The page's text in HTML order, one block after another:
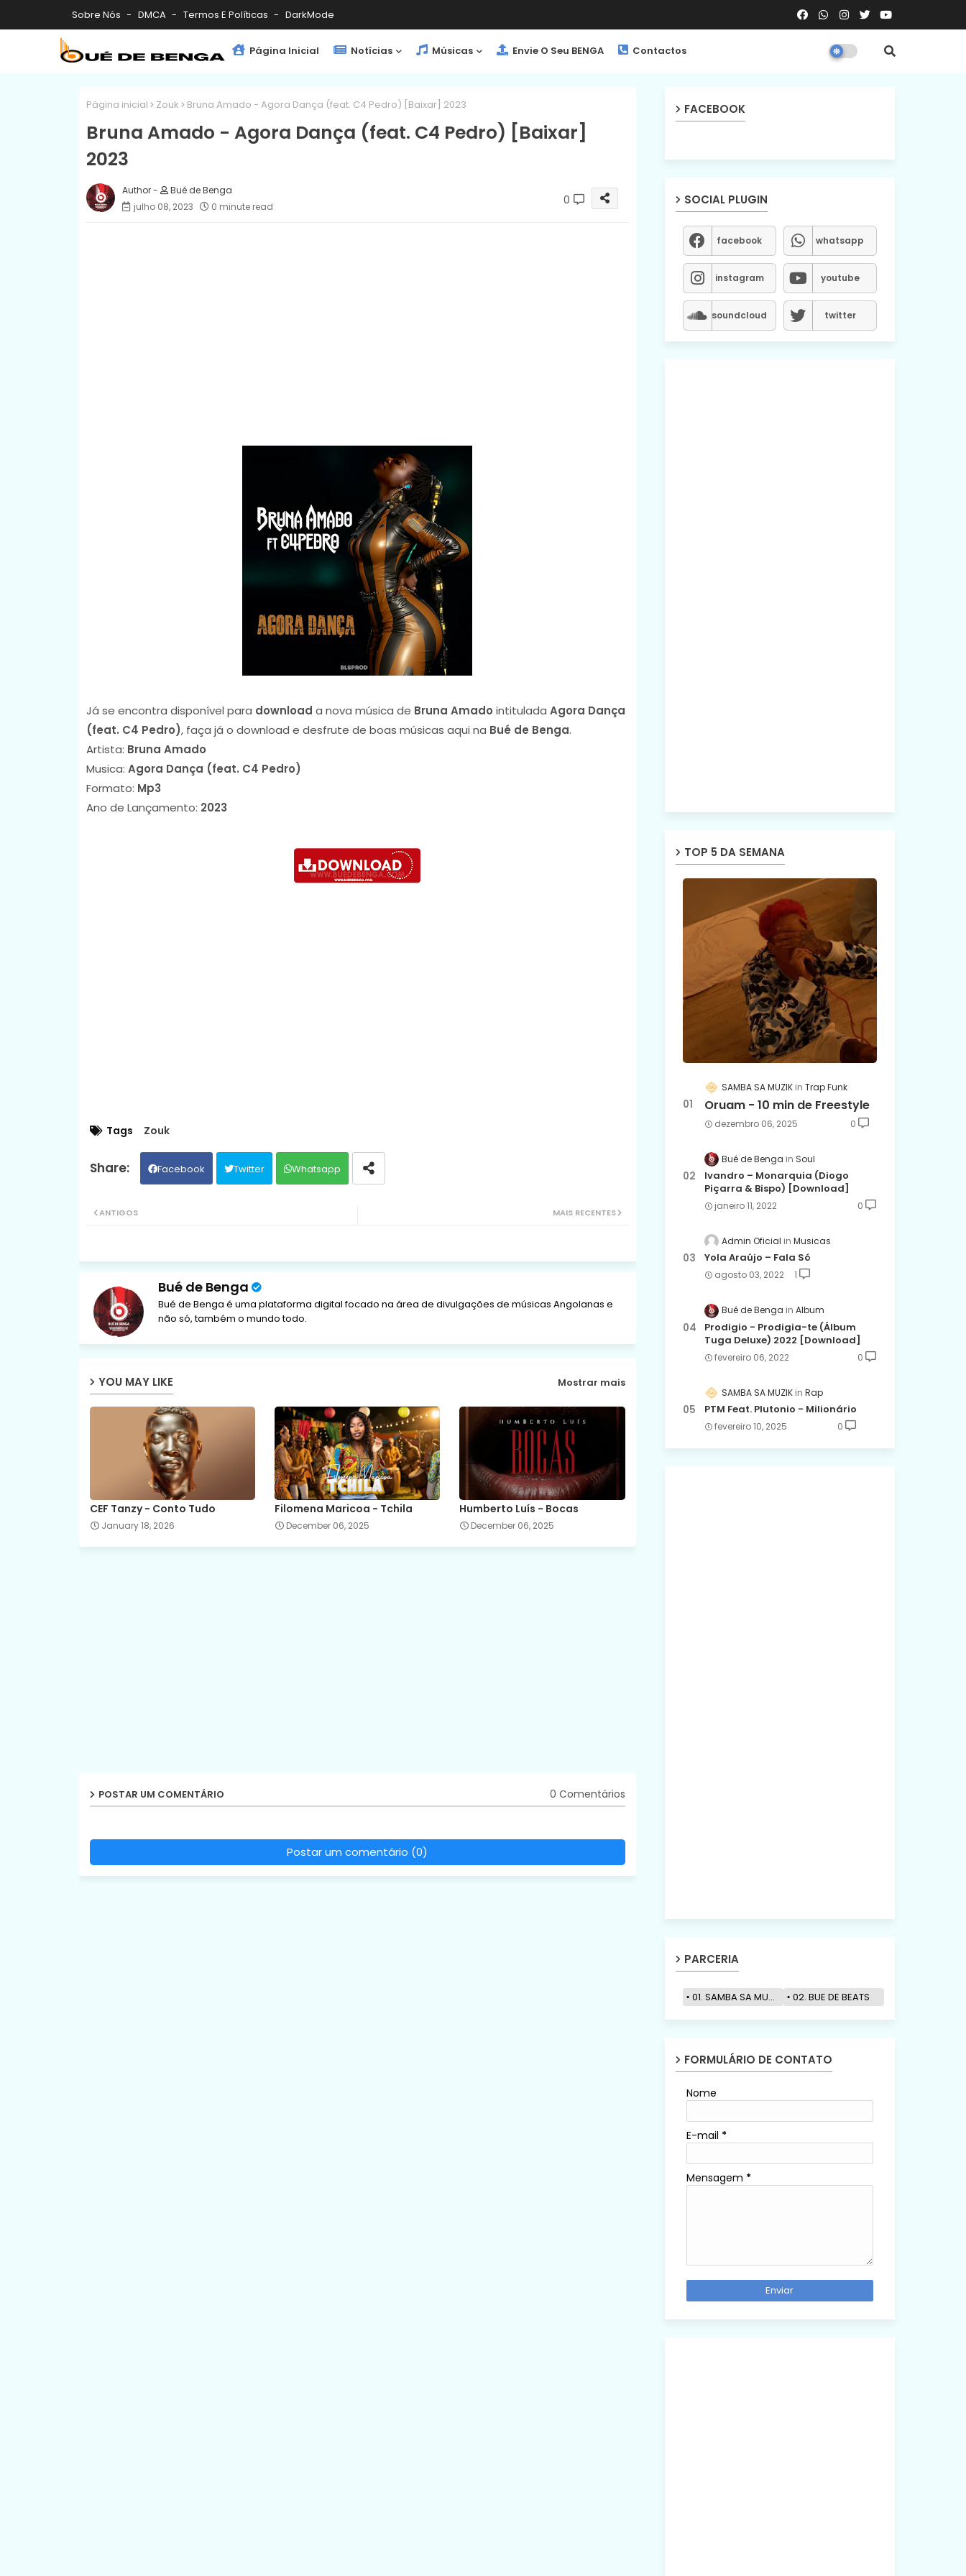
Sobre Nós DMCA Termos E Políticas DarkMode
Página Inicial Notícias Músicas Envie O Seu BENGA Contactos
Página inicial Zouk Bruna Amado - Agora Dança (feat. C4 Pedro) [Baixar] 2023
Bruna Amado - Agora Dança (feat. C4 Pedro) [Baixar]
2023
Bué de Benga
julho 08, 2023
0 minute read 0
Já se encontra disponível para download a nova música de Bruna Amado intitulada Agora Dança
(feat. C4 Pedro), faça já o download e desfrute de boas músicas aqui na Bué de Benga.
Artista: Bruna Amado
Musica: Agora Dança (feat. C4 Pedro)
Formato: Mp3
Ano de Lançamento: 2023
Tags Zouk
Facebook Twitter Whatsapp
MAIS RECENTES
ANTIGOS
Bué de Benga
Bué de Benga é uma plataforma digital focado na área de divulgações de músicas Angolanas e
não só, também o mundo todo.
YOU MAY LIKE Mostrar mais
CEF Tanzy - Conto Tudo
January 18, 2026
Filomena Maricoa - Tchila
December 06, 2025
Humberto Luís - Bocas
December 06, 2025
POSTAR UM COMENTÁRIO 0 Comentários
Postar um comentário (0)
FACEBOOK
SOCIAL PLUGIN
facebook whatsapp
instagram youtube
soundcloud twitter
TOP 5 DA SEMANA
SAMBA SA MUZIK Trap Funk
Oruam - 10 min de Freestyle
dezembro 06, 2025 0
Bué de Benga Soul
Ivandro – Monarquia (Diogo
Piçarra & Bispo) [Download]
janeiro 11, 2022 0
Admin Oficial Musicas
Yola Araújo – Fala Só
agosto 03, 2022 1
Bué de Benga Album
Prodigio - Prodigia-te (Álbum
Tuga Deluxe) 2022 [Download]
fevereiro 06, 2022 0
SAMBA SA MUZIK Rap
PTM Feat. Plutonio - Milionário
fevereiro 10, 2025 0
PARCERIA
01. SAMBA SA MUZIK 02. BUE DE BEATS
FORMULÁRIO DE CONTATO
Nome
E-mail *
Mensagem *